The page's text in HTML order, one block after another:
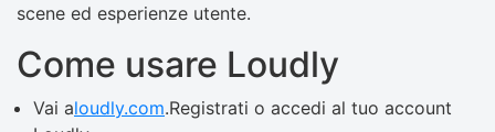
scene ed esperienze utente.
Come usare Loudly
Vai aloudly.com.Registrati o accedi al tuo account